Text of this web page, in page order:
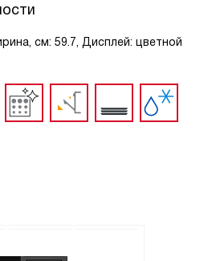
см: 59.7, Дисплей: цветной